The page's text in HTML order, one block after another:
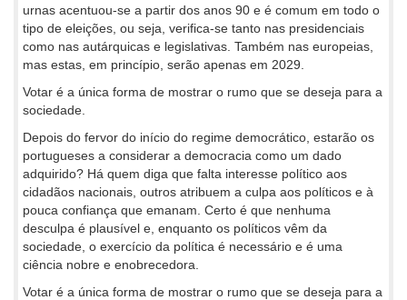
urnas acentuou-se a partir dos anos 90 e é comum em todo o
tipo de eleições, ou seja, verifica-se tanto nas presidenciais
como nas autárquicas e legislativas. Também nas europeias,
mas estas, em princípio, serão apenas em 2029.
Votar é a única forma de mostrar o rumo que se deseja para a
sociedade.
Depois do fervor do início do regime democrático, estarão os
portugueses a considerar a democracia como um dado
adquirido? Há quem diga que falta interesse político aos
cidadãos nacionais, outros atribuem a culpa aos políticos e à
pouca confiança que emanam. Certo é que nenhuma
desculpa é plausível e, enquanto os políticos vêm da
sociedade, o exercício da política é necessário e é uma
ciência nobre e enobrecedora.
Votar é a única forma de mostrar o rumo que se deseja para a